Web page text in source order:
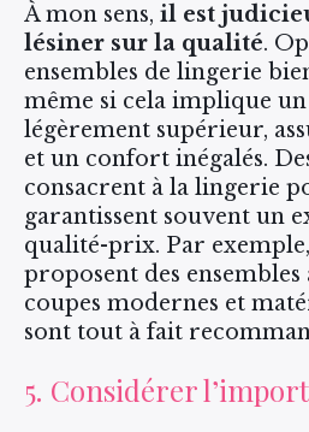
À mon sens, il est
lésiner sur la qualité.
ensembles de lingerie
même si cela implique
légèrement supérieur,
et un confort inégalés.
consacrent à la lingerie
garantissent souvent un
qualité-prix. Par
proposent des ensembles
coupes modernes et
sont tout à fait
5. Considérer